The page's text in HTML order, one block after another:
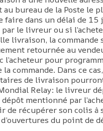
au bureau de la Poste le
faire dans un délai de 15
par le livreur ou si
livraison, la commande
retournée au
l’acheteur pour
commande. Dans ce
de livraison
Relay: le livreur
mentionné par
de récupérer son colis à
du point de